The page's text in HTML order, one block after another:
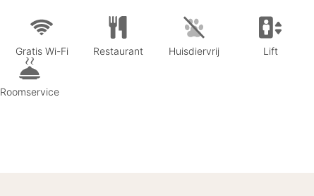
Gratis Wi-Fi Restaurant Huisdiervrij Lift
Roomservice